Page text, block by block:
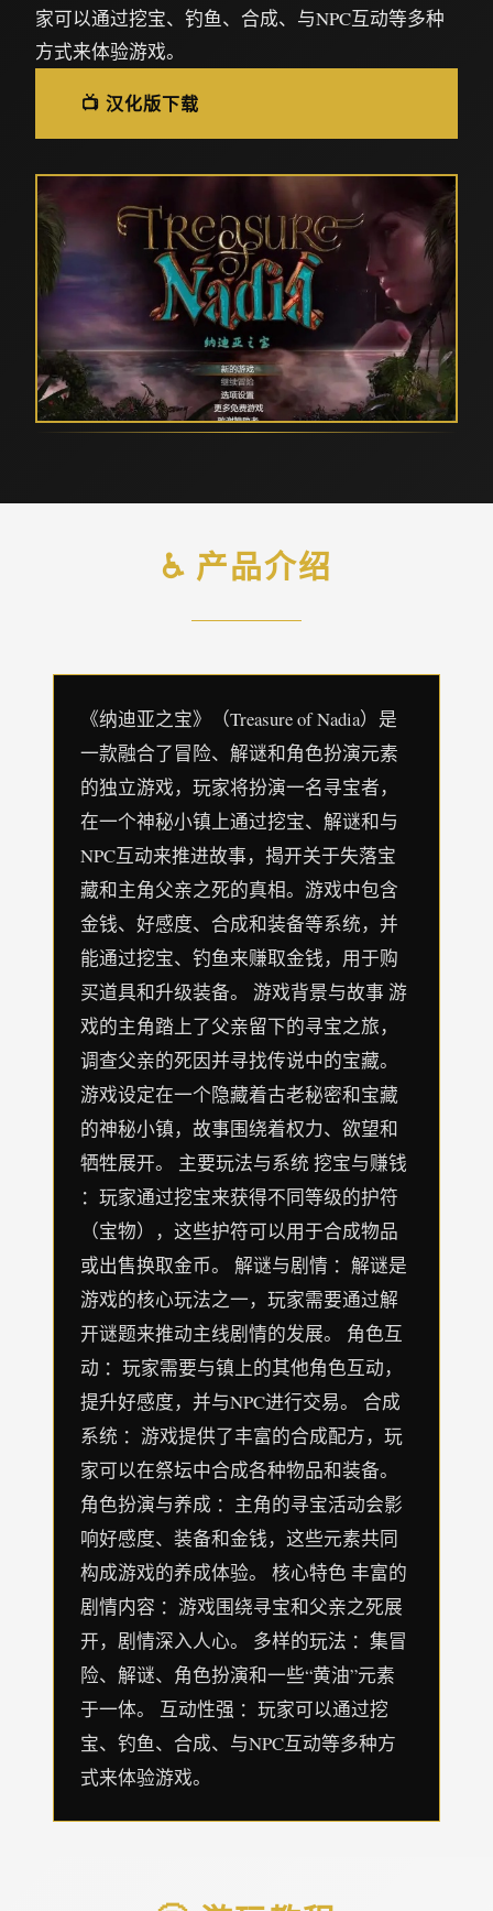
家可以通过挖宝、钓鱼、合成、与NPC互动等多种
方式来体验游戏。
📺 汉化版下载
♿ 产品介绍
《纳迪亚之宝》（Treasure of Nadia）是
一款融合了冒险、解谜和角色扮演元素
的独立游戏，玩家将扮演一名寻宝者，
在一个神秘小镇上通过挖宝、解谜和与
NPC互动来推进故事，揭开关于失落宝
藏和主角父亲之死的真相。游戏中包含
金钱、好感度、合成和装备等系统，并
能通过挖宝、钓鱼来赚取金钱，用于购
买道具和升级装备。 游戏背景与故事 游
戏的主角踏上了父亲留下的寻宝之旅，
调查父亲的死因并寻找传说中的宝藏。
游戏设定在一个隐藏着古老秘密和宝藏
的神秘小镇，故事围绕着权力、欲望和
牺牲展开。 主要玩法与系统 挖宝与赚钱
：玩家通过挖宝来获得不同等级的护符
（宝物），这些护符可以用于合成物品
或出售换取金币。 解谜与剧情 ：解谜是
游戏的核心玩法之一，玩家需要通过解
开谜题来推动主线剧情的发展。 角色互
动 ：玩家需要与镇上的其他角色互动，
提升好感度，并与NPC进行交易。 合成
系统 ：游戏提供了丰富的合成配方，玩
家可以在祭坛中合成各种物品和装备。
角色扮演与养成 ：主角的寻宝活动会影
响好感度、装备和金钱，这些元素共同
构成游戏的养成体验。 核心特色 丰富的
剧情内容 ：游戏围绕寻宝和父亲之死展
开，剧情深入人心。 多样的玩法 ：集冒
险、解谜、角色扮演和一些“黄油”元素
于一体。 互动性强 ：玩家可以通过挖
宝、钓鱼、合成、与NPC互动等多种方
式来体验游戏。